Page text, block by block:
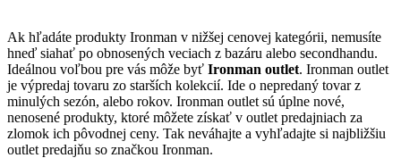
Ak hľadáte produkty Ironman v nižšej cenovej kategórii, nemusíte
hneď siahať po obnosených veciach z bazáru alebo secondhandu.
Ideálnou voľbou pre vás môže byť Ironman outlet. Ironman outlet
je výpredaj tovaru zo starších kolekcií. Ide o nepredaný tovar z
minulých sezón, alebo rokov. Ironman outlet sú úplne nové,
nenosené produkty, ktoré môžete získať v outlet predajniach za
zlomok ich pôvodnej ceny. Tak neváhajte a vyhľadajte si najbližšiu
outlet predajňu so značkou Ironman.